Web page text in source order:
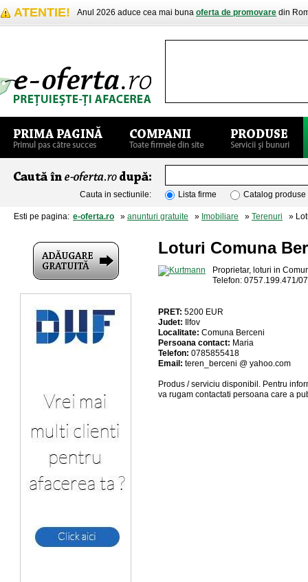
ATENTIE! Anul 2026 aduce cea mai buna oferta de promovare din
Cauta in sectiunile: Lista firme Catalog produse
Esti pe pagina: e-oferta.ro » anunturi gratuite » Imobiliare » Terenuri »
Loturi Comuna
Proprietar, loturi in
Telefon: 0757.199.471/
PRET: 5200 EUR
Judet:
Ilfov
Localitate: Comuna Berceni
Persoana contact: Maria
Telefon: 0785855418
Email: teren_berceni @ yahoo.com
Produs / serviciu disponibil . Pentru
va rugam contactati persoana care a